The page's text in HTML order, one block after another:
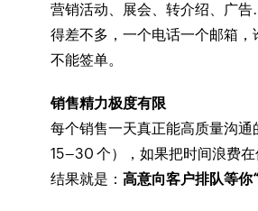
营销活动、展会、转介绍、广
得差不多，一个电话一个邮箱
不能签单。
销售精力极度有限
每个销售一天真正能高质量沟通
15–30 个），如果把时间浪费在
结果就是：高意向客户排队等你